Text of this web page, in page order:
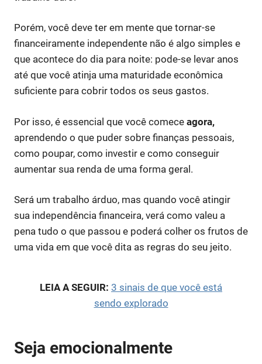
Porém, você deve ter em mente que tornar-se
financeiramente independente não é algo simples e
que acontece do dia para noite: pode-se levar anos
até que você atinja uma maturidade econômica
suficiente para cobrir todos os seus gastos.
Por isso, é essencial que você comece agora,
aprendendo o que puder sobre finanças pessoais,
como poupar, como investir e como conseguir
aumentar sua renda de uma forma geral.
Será um trabalho árduo, mas quando você atingir
sua independência financeira, verá como valeu a
pena tudo o que passou e poderá colher os frutos de
uma vida em que você dita as regras do seu jeito.
LEIA A SEGUIR: 3 sinais de que você está
sendo explorado
Seja emocionalmente